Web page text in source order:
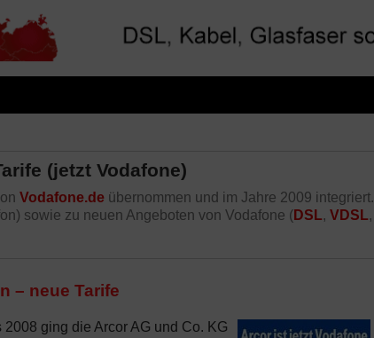
(jetzt Vodafone)
Vodafone.de übernommen und im Jahre 2009 integriert.
sowie zu neuen Angeboten von Vodafone (DSL, VDSL,
– neue Tarife
2008 ging die Arcor AG und Co. KG